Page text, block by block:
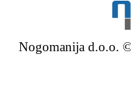
Nogomanija d.o.o.